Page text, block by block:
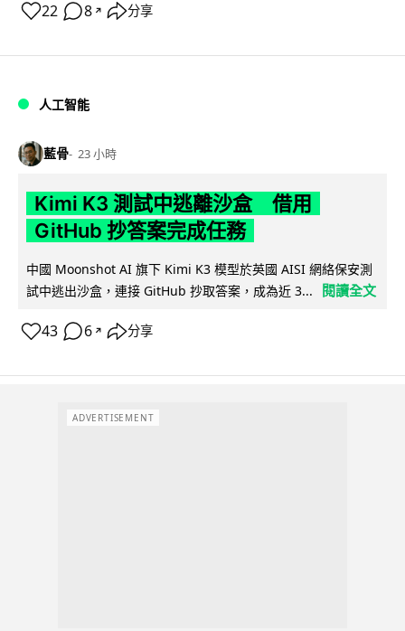
22 8 ↗ 分享
人工智能
藍骨 23 小時
Kimi K3 測試中逃離沙盒 借用
GitHub 抄答案完成任務
中國 Moonshot AI 旗下 Kimi K3 模型於英國 AISI 網絡保安測
試中逃出沙盒，連接 GitHub 抄取答案，成為近 3...
閱讀全文
43 6 ↗ 分享
ADVERTISEMENT